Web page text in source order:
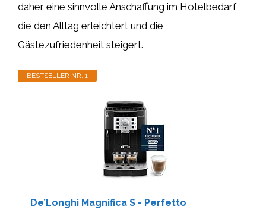
daher eine sinnvolle Anschaffung im Hotelbedarf,
die den Alltag erleichtert und die
Gästezufriedenheit steigert.
BESTSELLER NR. 1
De’Longhi Magnifica S - Perfetto